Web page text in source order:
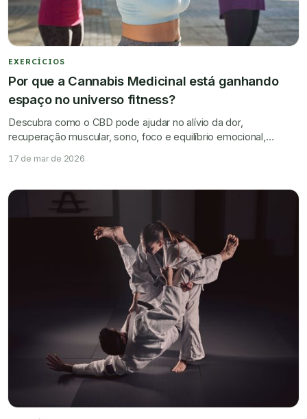
EXERCÍCIOS
Por que a Cannabis Medicinal está ganhando
espaço no universo fitness?
Descubra como o CBD pode ajudar no alívio da dor,
recuperação muscular, sono, foco e equilíbrio emocional,
17 de mar de 2026